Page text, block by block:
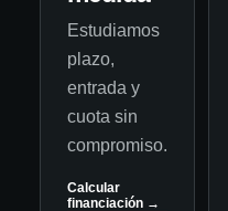
Estudiamos
plazo,
entrada y
cuota sin
compromiso.
Calcular
financiación →